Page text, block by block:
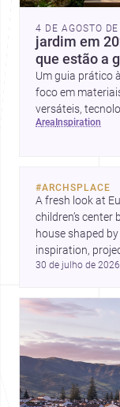
4 DE AGOSTO
jardim em
que estão a
Um guia prático
foco em
versáteis,
sem obras totais.
area inspiration
#ARCHSPLACE
A fresh look at
children’s
house shaped
30 de julho de 2026